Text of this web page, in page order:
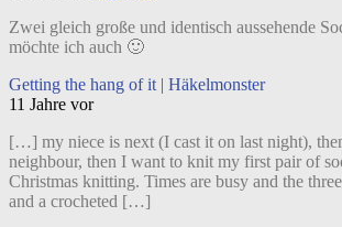
Zwei gleich große und identisch aussehende
möchte ich auch 🙂
Getting the hang of it | Häkelmonster
11 Jahre vor
[…] my niece is next (I cast it on last night),
neighbour, then I want to knit my first pair of
Christmas knitting. Times are busy and the
and a crocheted […]